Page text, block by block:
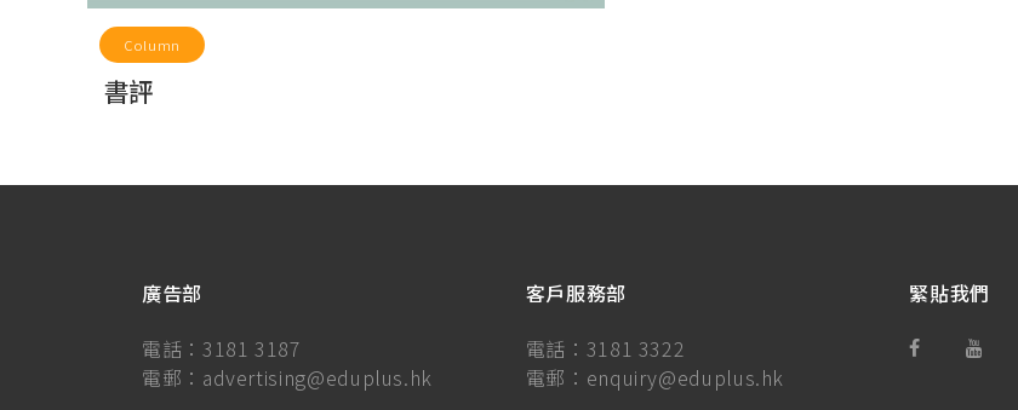
Column
書評
廣告部
電話： 3181 3187
電郵： advertising@eduplus.hk
客戶服務部
電話： 3181 3322
電郵： enquiry@eduplus.hk
緊貼我們